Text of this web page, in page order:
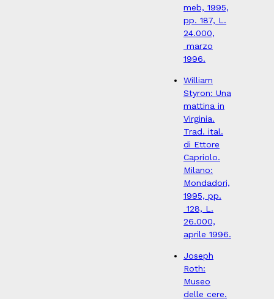
meb, 1995,
pp. 187, L.
24.000,
marzo
1996.
William
Styron: Una
mattina in
Virginia.
Trad. ital.
di Ettore
Capriolo.
Milano:
Mondadori,
1995, pp.
128, L.
26.000,
aprile 1996.
Joseph
Roth:
Museo
delle cere.